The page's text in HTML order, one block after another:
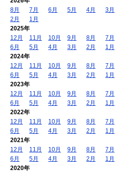
8月
7月 6月 5月 4月
3月
2月
1月
2025年
12月
11月 10月 9月 8月
7月
6月
5月 4月 3月 2月
1月
2024年
12月
11月 10月 9月 8月
7月
6月
5月 4月 3月 2月
1月
2023年
12月
11月 10月 9月 8月
7月
6月
5月 4月 3月 2月
1月
2022年
12月
11月 10月 9月 8月
7月
6月
5月 4月 3月 2月
1月
2021年
12月
11月 10月 9月 8月
7月
6月
5月 4月 3月 2月
1月
2020年